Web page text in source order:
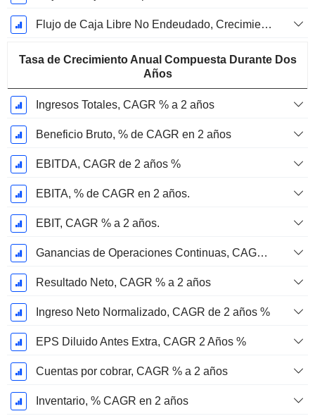
Flujo de Caja Libre No Endeudado, Crecimiento de 1 Año %
Tasa de Crecimiento Anual Compuesta Durante Dos
Años
Ingresos Totales, CAGR % a 2 años
Beneficio Bruto, % de CAGR en 2 años
EBITDA, CAGR de 2 años %
EBITA, % de CAGR en 2 años.
EBIT, CAGR % a 2 años.
Ganancias de Operaciones Continuas, CAGR % en 2 años
Resultado Neto, CAGR % a 2 años
Ingreso Neto Normalizado, CAGR de 2 años %
EPS Diluido Antes Extra, CAGR 2 Años %
Cuentas por cobrar, CAGR % a 2 años
Inventario, % CAGR en 2 años